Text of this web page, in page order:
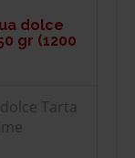
dolce
gr (1200
Tarta